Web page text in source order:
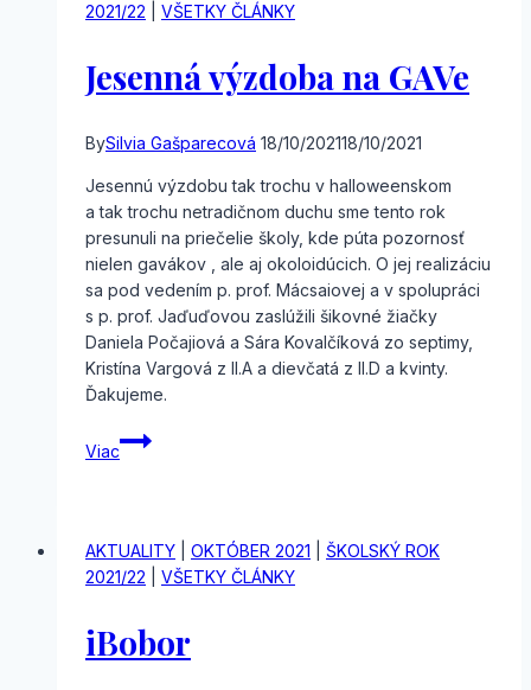
2021/22
VŠETKY ČLÁNKY
Jesenná výzdoba na GAVe
BySilvia Gašparecová 18/10/202118/10/2021
Jesennú výzdobu tak trochu v halloweenskom
a tak trochu netradičnom duchu sme tento rok
presunuli na priečelie školy, kde púta pozornosť
nielen gavákov , ale aj okoloidúcich. O jej realizáciu
sa pod vedením p. prof. Mácsaiovej a v spolupráci
s p. prof. Jaďuďovou zaslúžili šikovné žiačky
Daniela Počajiová a Sára Kovalčíková zo septimy,
Kristína Vargová z II.A a dievčatá z II.D a kvinty.
Ďakujeme.
Viac
Jesenná
výzdoba
AKTUALITY
OKTÓBER 2021
ŠKOLSKÝ ROK
2021/22
VŠETKY ČLÁNKY
iBobor